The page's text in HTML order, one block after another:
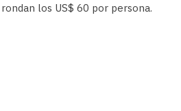
los US$ 60 por persona.